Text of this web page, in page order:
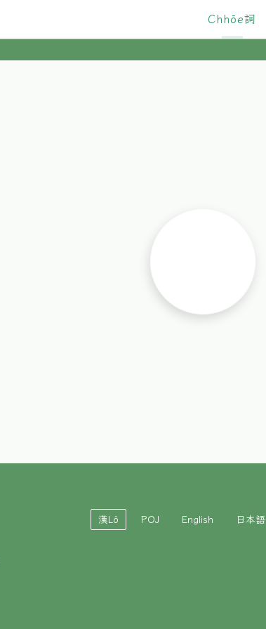
Chhōe詞
漢Lô POJ English 日本語